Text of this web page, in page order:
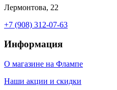
Лермонтова, 22
+7 (908) 312-07-63
Информация
О магазине на Флампе
Наши акции и скидки